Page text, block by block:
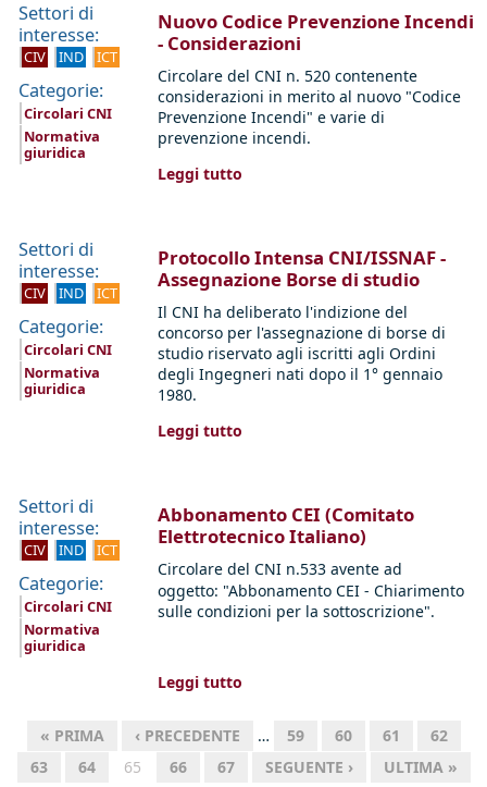
Settori di
interesse:
CIV IND ICT
Categorie:
Circolari CNI
Normativa
giuridica
Nuovo Codice Prevenzione Incendi
- Considerazioni
Circolare del CNI n. 520 contenente
considerazioni in merito al nuovo "Codice
Prevenzione Incendi" e varie di
prevenzione incendi.
Leggi tutto
Settori di
interesse:
CIV IND ICT
Categorie:
Circolari CNI
Normativa
giuridica
Protocollo Intensa CNI/ISSNAF -
Assegnazione Borse di studio
Il CNI ha deliberato l'indizione del
concorso per l'assegnazione di borse di
studio riservato agli iscritti agli Ordini
degli Ingegneri nati dopo il 1° gennaio
1980.
Leggi tutto
Settori di
interesse:
CIV IND ICT
Categorie:
Circolari CNI
Normativa
giuridica
Abbonamento CEI (Comitato
Elettrotecnico Italiano)
Circolare del CNI n.533 avente ad
oggetto: "Abbonamento CEI - Chiarimento
sulle condizioni per la sottoscrizione".
Leggi tutto
« PRIMA ‹ PRECEDENTE … 59 60 61
62
63
64 65 66 67 SEGUENTE › ULTIMA »